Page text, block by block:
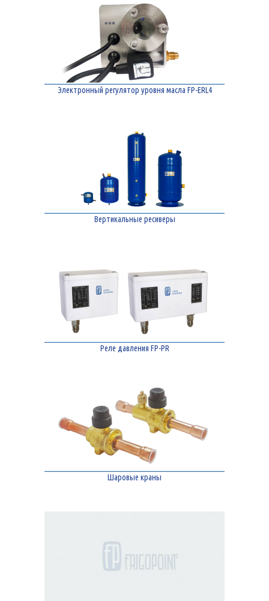
Электронный регулятор уровня масла FP-ERL4
Вертикальные ресиверы
Реле давления FP-PR
Шаровые краны